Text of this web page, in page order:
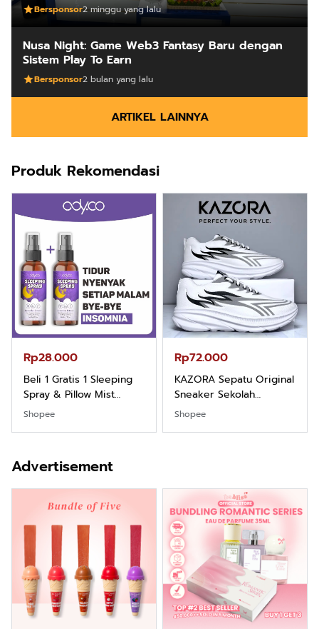
Bersponsor2 minggu yang lalu
Nusa Night: Game Web3 Fantasy Baru dengan
Sistem Play To Earn
Bersponsor2 bulan yang lalu
ARTIKEL LAINNYA
Produk Rekomendasi
Rp28.000
Beli 1 Gratis 1 Sleeping
Spray & Pillow Mist
Aromatherapy Lavender
Pengharum Serbaguna
Shopee
Rp72.000
KAZORA Sepatu Original
Sneaker Sekolah
Olahraga Sport Running
Outdoor Laki laki Dan
Perempuan
Shopee
Advertisement